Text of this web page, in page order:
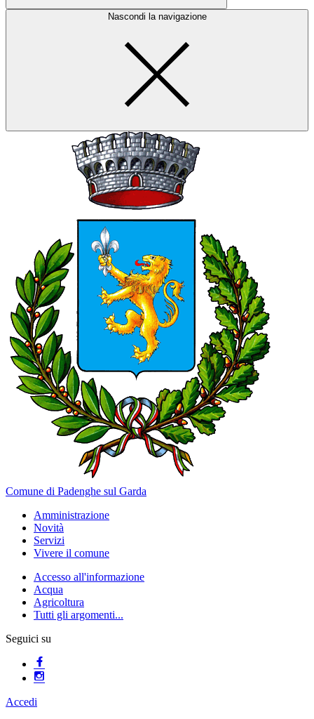
Nascondi la navigazione
Comune di Padenghe sul Garda
Amministrazione
Novità
Servizi
Vivere il comune
Accesso all'informazione
Acqua
Agricoltura
Tutti gli argomenti...
Seguici su
Accedi